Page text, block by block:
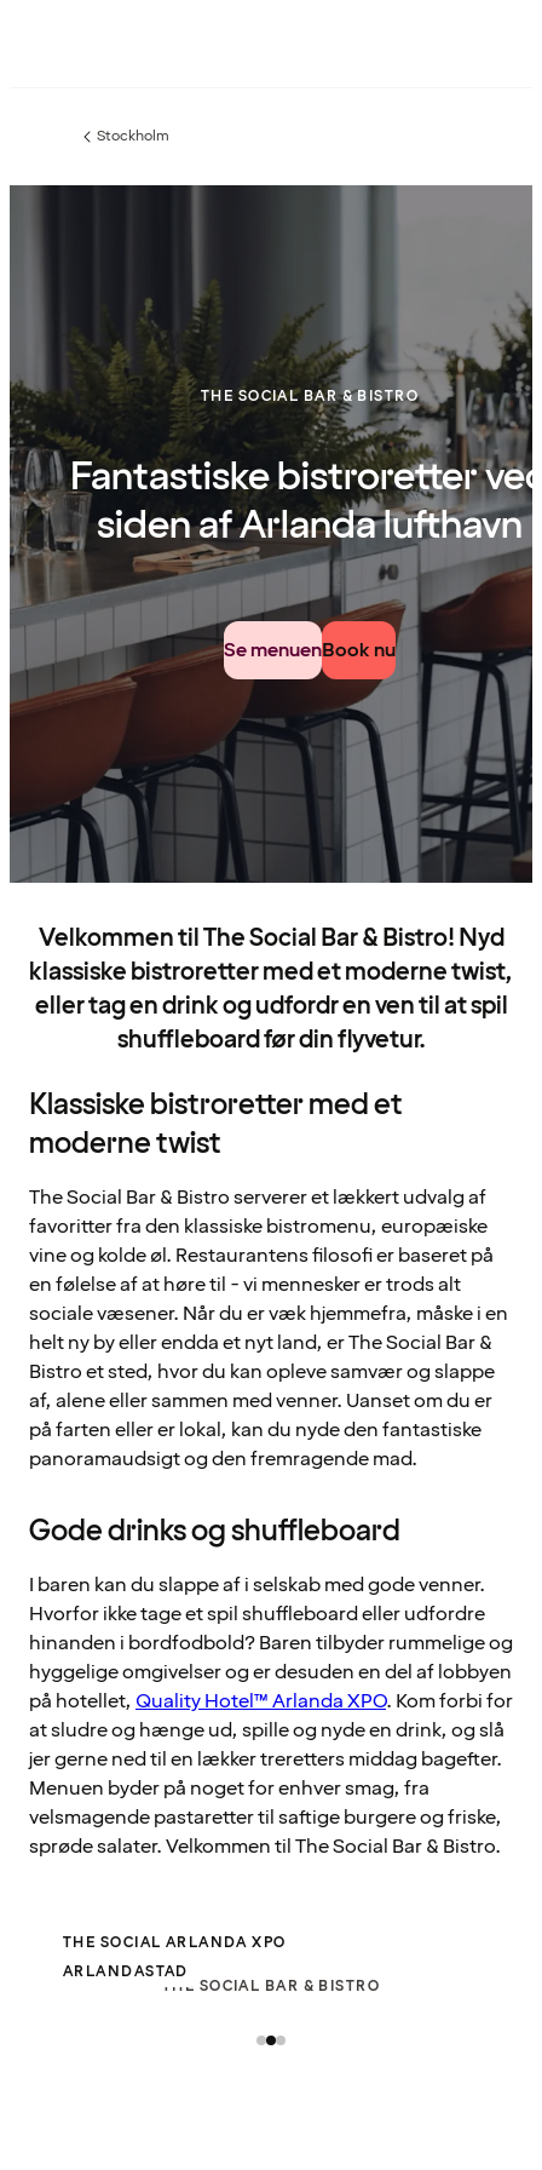
Forrige
:
Stockholm
THE SOCIAL BAR & BISTRO
Fantastiske bistroretter
siden af Arlanda lufthavn
Se menuenBook nu
Velkommen til The Social Bar & Bistro! Nyd
klassiske bistroretter med et moderne twist,
eller tag en drink og udfordr en ven til at spil
shuffleboard før din flyvetur.
Klassiske bistroretter med et
moderne twist
The Social Bar & Bistro serverer et lækkert udvalg af
favoritter fra den klassiske bistromenu, europæiske
vine og kolde øl. Restaurantens filosofi er baseret på
en følelse af at høre til - vi mennesker er trods alt
sociale væsener. Når du er væk hjemmefra, måske i en
helt ny by eller endda et nyt land, er The Social Bar &
Bistro et sted, hvor du kan opleve samvær og slappe
af, alene eller sammen med venner. Uanset om du er
på farten eller er lokal, kan du nyde den fantastiske
panoramaudsigt og den fremragende mad.
Gode drinks og shuffleboard
I baren kan du slappe af i selskab med gode venner.
Hvorfor ikke tage et spil shuffleboard eller udfordre
hinanden i bordfodbold? Baren tilbyder rummelige og
hyggelige omgivelser og er desuden en del af lobbyen
på hotellet, Quality Hotel™ Arlanda XPO. Kom forbi for
at sludre og hænge ud, spille og nyde en drink, og slå
jer gerne ned til en lækker treretters middag bagefter.
Menuen byder på noget for enhver smag, fra
velsmagende pastaretter til saftige burgere og friske,
sprøde salater. Velkommen til The Social Bar & Bistro.
THE SOCIAL BAR & BISTRO
THE SOCIAL ARLANDA XPO
ARLANDASTAD